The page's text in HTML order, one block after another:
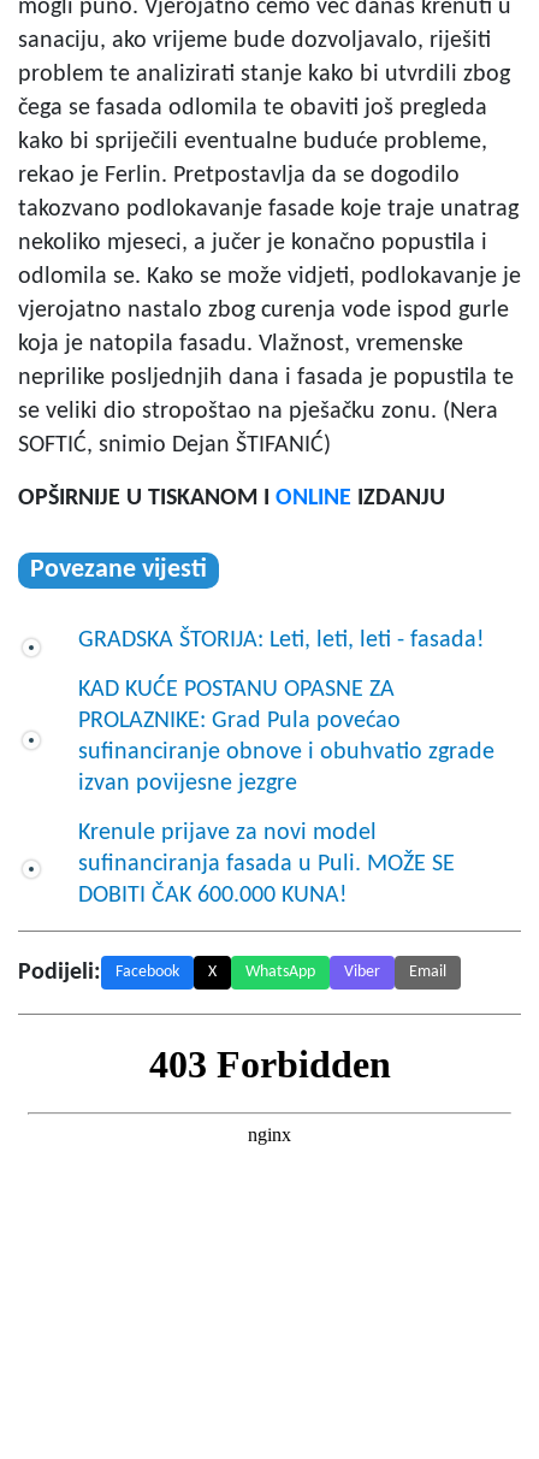
mogli puno. Vjerojatno ćemo već danas krenuti u
sanaciju, ako vrijeme bude dozvoljavalo, riješiti
problem te analizirati stanje kako bi utvrdili zbog
čega se fasada odlomila te obaviti još pregleda
kako bi spriječili eventualne buduće probleme,
rekao je Ferlin. Pretpostavlja da se dogodilo
takozvano podlokavanje fasade koje traje unatrag
nekoliko mjeseci, a jučer je konačno popustila i
odlomila se. Kako se može vidjeti, podlokavanje je
vjerojatno nastalo zbog curenja vode ispod gurle
koja je natopila fasadu. Vlažnost, vremenske
neprilike posljednjih dana i fasada je popustila te
se veliki dio stropoštao na pješačku zonu. (Nera
SOFTIĆ, snimio Dejan ŠTIFANIĆ)
OPŠIRNIJE U TISKANOM I ONLINE IZDANJU
Povezane vijesti
GRADSKA ŠTORIJA: Leti, leti, leti - fasada!
KAD KUĆE POSTANU OPASNE ZA
PROLAZNIKE: Grad Pula povećao
sufinanciranje obnove i obuhvatio zgrade
izvan povijesne jezgre
Krenule prijave za novi model
sufinanciranja fasada u Puli. MOŽE SE
DOBITI ČAK 600.000 KUNA!
Podijeli: Facebook X WhatsApp Viber Email